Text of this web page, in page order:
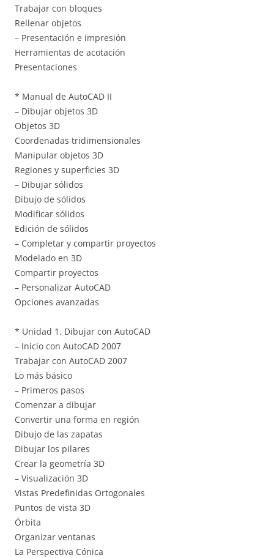
Trabajar con bloques
Rellenar objetos
– Presentación e impresión
Herramientas de acotación
Presentaciones
* Manual de AutoCAD II
– Dibujar objetos 3D
Objetos 3D
Coordenadas tridimensionales
Manipular objetos 3D
Regiones y superficies 3D
– Dibujar sólidos
Dibujo de sólidos
Modificar sólidos
Edición de sólidos
– Completar y compartir proyectos
Modelado en 3D
Compartir proyectos
– Personalizar AutoCAD
Opciones avanzadas
* Unidad 1. Dibujar con AutoCAD
– Inicio con AutoCAD 2007
Trabajar con AutoCAD 2007
Lo más básico
– Primeros pasos
Comenzar a dibujar
Convertir una forma en región
Dibujo de las zapatas
Dibujar los pilares
Crear la geometría 3D
– Visualización 3D
Vistas Predefinidas Ortogonales
Puntos de vista 3D
Órbita
Organizar ventanas
La Perspectiva Cónica